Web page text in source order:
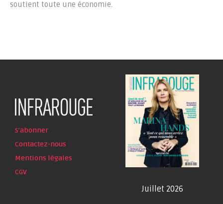
soutient toute une économie.
S'abonner
Contactez-nous
Mentions légales
CGV
Juillet 2026